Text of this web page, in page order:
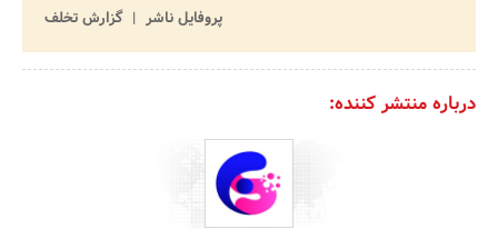
پروفایل ناشر گزارش تخلف
درباره منتشر کننده: